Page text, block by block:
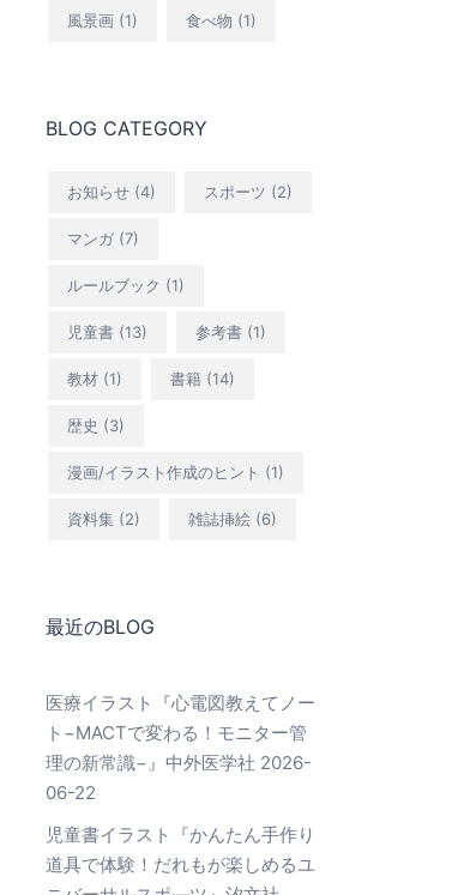
風景画(1) 食べ物 (1)
BLOG CATEGORY
お知らせ(4) スポーツ (2)
マンガ(7)
ルールブック (1)
児童書(13) 参考書(1)
教材(1) 書籍(14)
歴史 (3)
漫画/イラスト作成のヒント (1)
資料集 (2) 雑誌挿絵(6)
最近のBLOG
医療イラスト『心電図教えてノー
ト−MACTで変わる！モニター管
理の新常識−』中外医学社 2026-
06-22
児童書イラスト『かんたん手作り
道具で体験！だれもが楽しめるユ